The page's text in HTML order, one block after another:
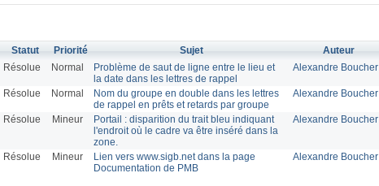
Statut Priorité Sujet Auteur
Résolue Normal
Problème de saut de ligne entre le lieu et
la date dans les lettres de rappel
Alexandre Boucher
Résolue Normal
Nom du groupe en double dans les lettres
de rappel en prêts et retards par groupe
Alexandre Boucher
Résolue Mineur
Portail : disparition du trait bleu indiquant
l'endroit où le cadre va être inséré dans la
zone.
Alexandre Boucher
Résolue Mineur
Lien vers www.sigb.net dans la page
Documentation de PMB
Alexandre Boucher